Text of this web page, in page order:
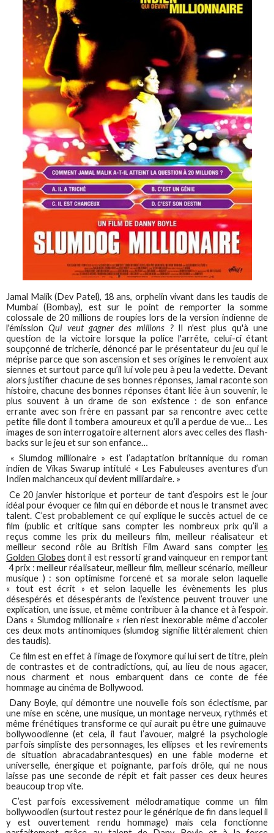
Jamal Malik (Dev Patel), 18 ans, orphelin vivant dans les taudis de
Mumbai (Bombay), est sur le point de remporter la somme
colossale de 20 millions de roupies lors de la version indienne de
l'émissionQui veut gagner des millions ?Il n'est plus qu'à une
question de la victoire lorsque la police l'arrête, celui-ci étant
soupçonné de tricherie, dénoncé par le présentateur du jeu qui le
méprise parce que son ascension et ses origines le renvoient aux
siennes et surtout parce qu’il lui vole peu à peu la vedette. Devant
alors justifier chacune de ses bonnes réponses, Jamal raconte son
histoire, chacune des bonnes réponses étant liée à un souvenir, le
plus souvent à un drame de son existence : de son enfance
errante avec son frère en passant par sa rencontre avec cette
petite fille dont il tombera amoureux et qu’il a perdue de vue… Les
images de son interrogatoire alternent alors avec celles des flash-
backs sur le jeu et sur son enfance…
« Slumdog millionaire » est l’adaptation britannique du roman
indien de Vikas Swarup intitulé « Les Fabuleuses aventures d’un
Indien malchanceux qui devient milliardaire. »
Ce 20 janvier historique et porteur de tant d’espoirs est le jour
idéal pour évoquer ce film qui en déborde et nous le transmet avec
talent. C’est probablement ce qui explique le succès actuel de ce
film (public et critique sans compter les nombreux prix qu’il a
reçus comme les prix du meilleurs film, meilleur réalisateur et
meilleur second rôle au British Film Award sans compter les
Golden Globes dont il est ressorti grand vainqueur en remportant
4 prix : meilleur réalisateur, meilleur film, meilleur scénario, meilleur
musique ) : son optimisme forcené et sa morale selon laquelle
« tout est écrit » et selon laquelle les évènements les plus
désespérés et désespérants de l’existence peuvent trouver une
explication, une issue, et même contribuer à la chance et à l’espoir.
Dans « Slumdog millionaire » rien n’est inexorable même d’accoler
ces deux mots antinomiques (slumdog signifie littéralement chien
des taudis).
Ce film est en effet à l’image de l’oxymore qui lui sert de titre, plein
de contrastes et de contradictions, qui, au lieu de nous agacer,
nous charment et nous embarquent dans ce conte de fée
hommage au cinéma de Bollywood.
Dany Boyle, qui démontre une nouvelle fois son éclectisme, par
une mise en scène, une musique, un montage nerveux, rythmés et
même frénétiques transforme ce qui aurait pu être une guimauve
bollywoodienne (et cela, il faut l’avouer, malgré la psychologie
parfois simpliste des personnages, les ellipses et les revirements
de situation abracadabrantesques) en une fable moderne et
universelle, énergique et poignante, parfois drôle, qui ne nous
laisse pas une seconde de répit et fait passer ces deux heures
beaucoup trop vite.
C’est parfois excessivement mélodramatique comme un film
bollywoodien (surtout restez pour le générique de fin dans lequel il
y est ouvertement rendu hommage) mais cela fonctionne